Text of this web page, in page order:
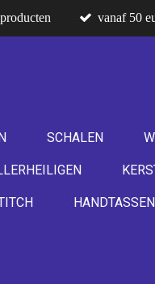
vanaf 50
SCHALEN